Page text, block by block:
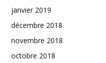
janvier 2019
décembre 2018
novembre 2018
octobre 2018